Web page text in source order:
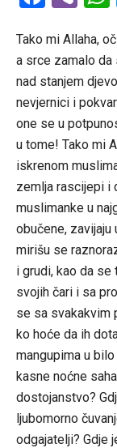
Tako mi Allaha,
a srce zamalo
nad stanjem
nevjernici i
one se u
u tome! Tako mi
iskrenom
zemlja rascijepi i
muslimanke u
obučene, zavijaju
mirišu se
i grudi, kao da se
svojih čari i sa
se sa svakakvim
ko hoće da ih
mangupima u
kasne noćne
dostojanstvo?
ljubomorno
odgajatelji? Gdje